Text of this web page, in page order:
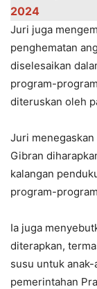
2024
Juri juga
penghematan
diselesaikan
program-
diteruskan oleh
Juri
Gibran
kalangan
program-
Ia juga
diterapkan,
susu untuk
pemerintahan